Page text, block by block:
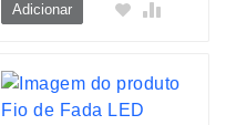
Adicionar